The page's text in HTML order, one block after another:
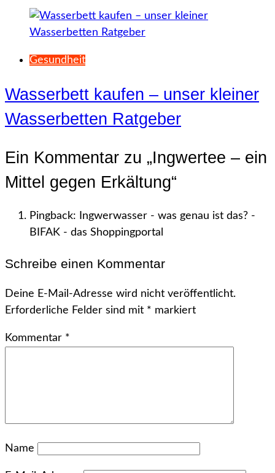
Gesundheit
Wasserbett kaufen – unser kleiner
Wasserbetten Ratgeber
Ein Kommentar zu „Ingwertee – ein
Mittel gegen Erkältung“
Pingback: Ingwerwasser - was genau ist das? -
BIFAK - das Shoppingportal
Schreibe einen Kommentar
Deine E-Mail-Adresse wird nicht veröffentlicht.
Erforderliche Felder sind mit * markiert
Kommentar *
Name